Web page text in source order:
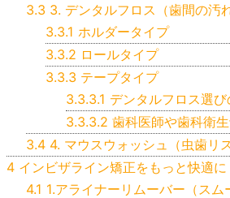
3.3 3. デンタルフロス（歯間の汚
3.3.1 ホルダータイプ
3.3.2 ロールタイプ
3.3.3 テープタイプ
3.3.3.1 デンタルフロス選び
3.3.3.2 歯科医師や歯科衛
3.4 4. マウスウォッシュ（虫歯リ
4 インビザライン矯正をもっと快適
4.1 1.アライナーリムーバー（スム